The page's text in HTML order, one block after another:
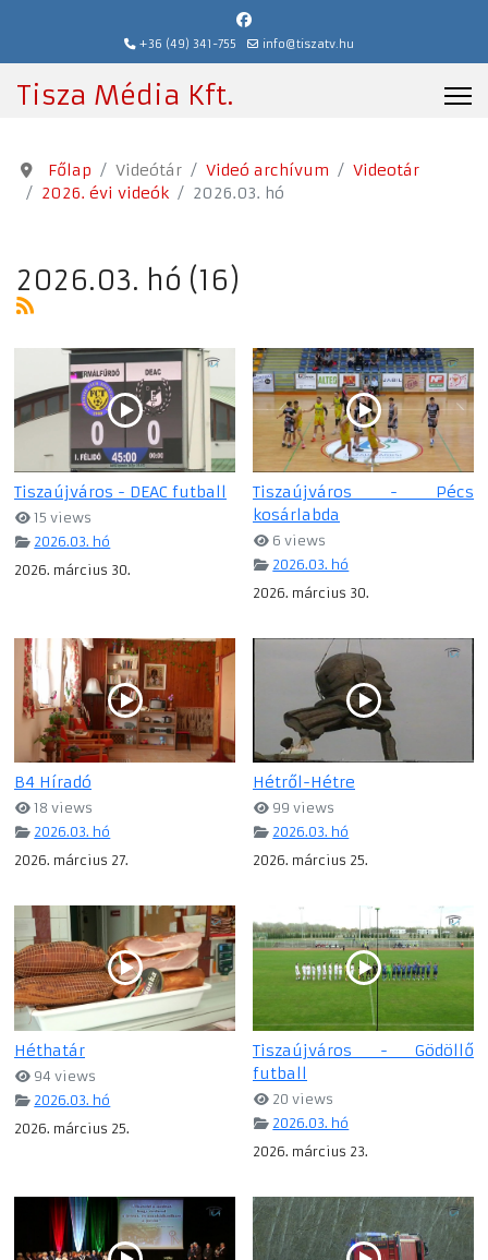
+36 (49) 341-755 info@tiszatv.hu
Tisza Média Kft.
Főlap Videótár Videó archívum
Videotár
2026. évi videók
2026.03. hó
2026.03. hó (16)
Tiszaújváros - DEAC futball
15 views
2026.03. hó
2026. március 30.
Tiszaújváros - Pécs
kosárlabda
6 views
2026.03. hó
2026. március 30.
B4 Híradó
18 views
2026.03. hó
2026. március 27.
Hétről-Hétre
99 views
2026.03. hó
2026. március 25.
Héthatár
94 views
2026.03. hó
2026. március 25.
Tiszaújváros - Gödöllő
futball
20 views
2026.03. hó
2026. március 23.